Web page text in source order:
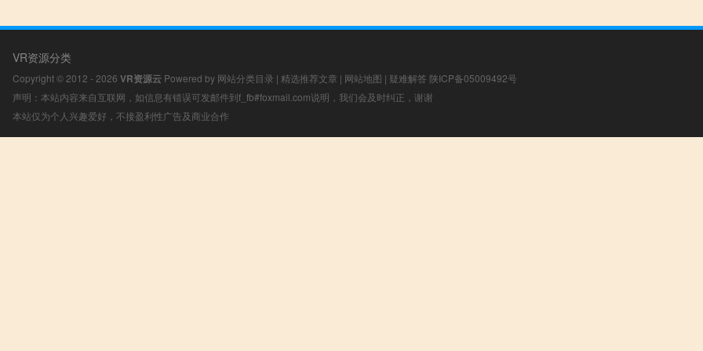
VR资源分类
Copyright © 2012 - 2026 VR资源云 Powered by 网站分类目录 | 精选推荐文章 | 网站地图 | 疑难解答 陕ICP备05009492号
声明：本站内容来自互联网，如信息有错误可发邮件到f_fb#foxmail.com说明，我们会及时纠正，谢谢
本站仅为个人兴趣爱好，不接盈利性广告及商业合作